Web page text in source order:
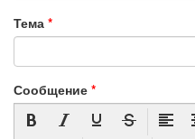
Тема *
Сообщение *